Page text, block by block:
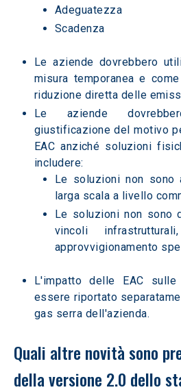
Adeguatezza
Scadenza
Le aziende dovrebbero
misura temporanea e
riduzione diretta delle
Le aziende
giustificazione del motivo
EAC anziché soluzioni
includere:
Le soluzioni non sono
larga scala a livello
Le soluzioni non sono
vincoli
approvvigionamento
L'impatto delle EAC
essere riportato
gas serra dell'azienda.
Quali altre novità sono
della versione 2.0 dello